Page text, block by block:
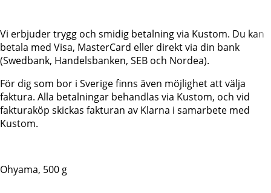
Vi erbjuder trygg och smidig betalning via Kustom. Du kan
betala med Visa, MasterCard eller direkt via din bank
(Swedbank, Handelsbanken, SEB och Nordea).
För dig som bor i Sverige finns även möjlighet att välja
faktura. Alla betalningar behandlas via Kustom, och vid
fakturaköp skickas fakturan av Klarna i samarbete med
Kustom.
Ohyama, 500 g